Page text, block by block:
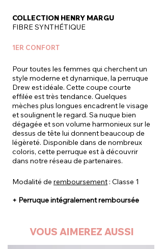
COLLECTION HENRY MARGU
FIBRE SYNTHÉTIQUE
1ER CONFORT
Pour toutes les femmes qui cherchent un
style moderne et dynamique, la perruque
Drew est idéale. Cette coupe courte
effilée est très tendance. Quelques
mèches plus longues encadrent le visage
et soulignent le regard. Sa nuque bien
dégagée et son volume harmonieux sur le
dessus de tête lui donnent beaucoup de
légèreté. Disponible dans de nombreux
coloris, cette perruque est à découvrir
dans notre réseau de partenaires.
Modalité de remboursement : Classe 1
+ Perruque intégralement remboursée
VOUS AIMEREZ AUSSI